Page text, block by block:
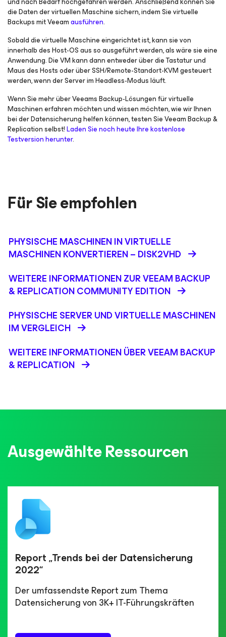
die Daten der virtuellen Maschine sichern, indem Sie virtuelle
Backups mit Veeamausführen.
Sobald die virtuelle Maschine eingerichtet ist, kann sie von
innerhalb des Host-OS aus so ausgeführt werden, als wäre sie eine
Anwendung. Die VM kann dann entweder über die Tastatur und
Maus des Hosts oder über SSH/Remote-Standort-KVM gesteuert
werden, wenn der Server im Headless-Modus läuft.
Wenn Sie mehr über Veeams Backup-Lösungen für virtuelle
Maschinen erfahren möchten und wissen möchten, wie wir Ihnen
bei der Datensicherung helfen können, testen Sie Veeam Backup &
Replication selbst!Laden Sie noch heute Ihre kostenlose
Testversion herunter.
Für Sie empfohlen
PHYSISCHE MASCHINEN IN VIRTUELLE
MASCHINEN KONVERTIEREN – DISK2VHD
WEITERE INFORMATIONEN ZUR VEEAM BACKUP
& REPLICATION COMMUNITY EDITION
PHYSISCHE SERVER UND VIRTUELLE MASCHINEN
IM VERGLEICH
WEITERE INFORMATIONEN ÜBER VEEAM BACKUP
& REPLICATION
Ausgewählte Ressourcen
Report „Trends bei der Datensicherung
2022“
Der umfassendste Report zum Thema
Datensicherung von 3K+ IT-Führungskräften